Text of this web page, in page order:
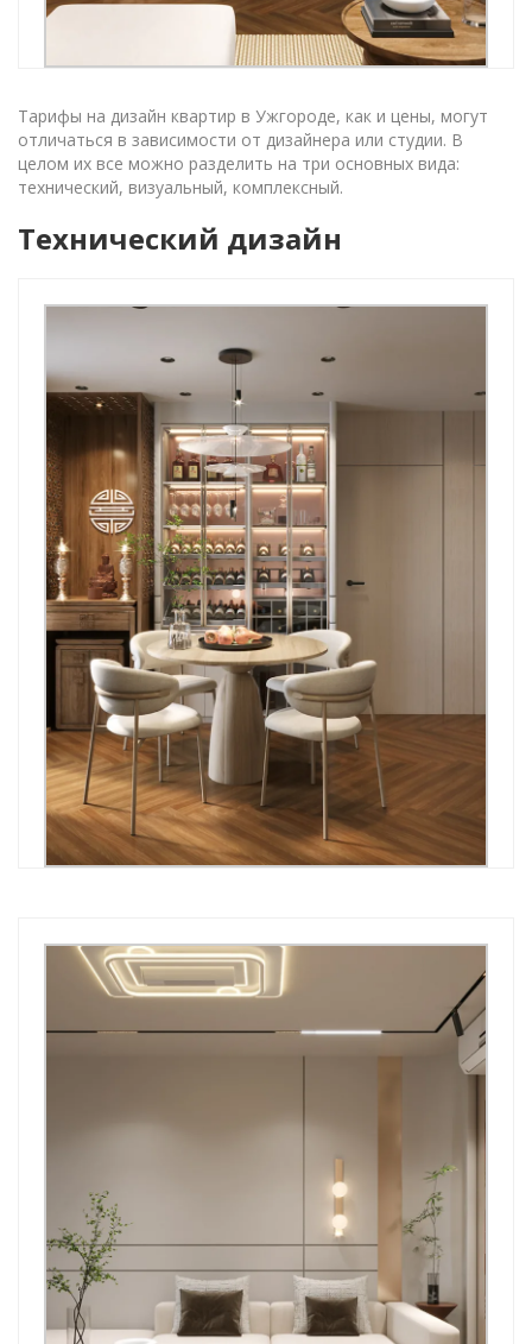
Тарифы на дизайн квартир в Ужгороде, как и цены, могут
отличаться в зависимости от дизайнера или студии. В
целом их все можно разделить на три основных вида:
технический, визуальный, комплексный.
Технический дизайн